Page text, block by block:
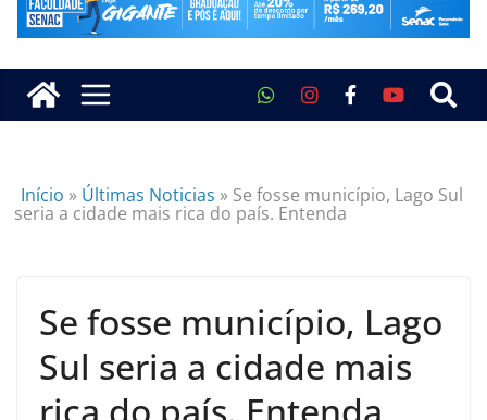
Início » Últimas Noticias » Se fosse município, Lago Sul
seria a cidade mais rica do país. Entenda
Se fosse município, Lago
Sul seria a cidade mais